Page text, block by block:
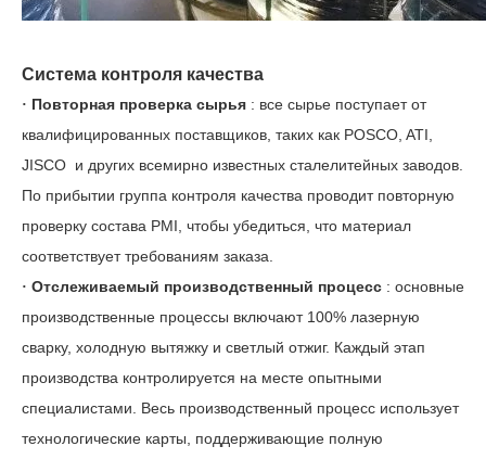
Система контроля качества
· Повторная проверка сырья : все сырье поступает от
квалифицированных поставщиков, таких как POSCO, ATI,
JISCO и других всемирно известных сталелитейных заводов.
По прибытии группа контроля качества проводит повторную
проверку состава PMI, чтобы убедиться, что материал
соответствует требованиям заказа.
· Отслеживаемый производственный процесс : основные
производственные процессы включают 100% лазерную
сварку, холодную вытяжку и светлый отжиг. Каждый этап
производства контролируется на месте опытными
специалистами. Весь производственный процесс использует
технологические карты, поддерживающие полную